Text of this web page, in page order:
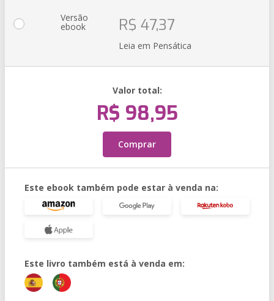
Versão
ebook R$ 47,37
Leia em Pensática
Valor total:
R$ 98,95
Comprar
Este ebook também pode estar à venda na:
Este livro também está à venda em: